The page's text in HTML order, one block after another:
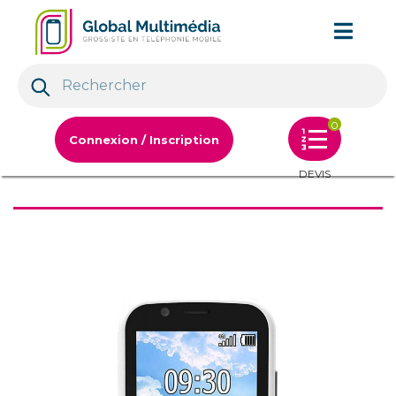
Connexion / Inscription
0
DEVIS